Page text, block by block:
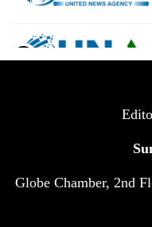
Globe Chamber, 2nd